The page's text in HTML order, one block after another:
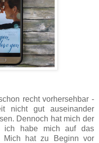
recht vorhersehbar -
nicht gut auseinander
Dennoch hat mich der
ich habe mich auf das
Mich hat zu Beginn vor